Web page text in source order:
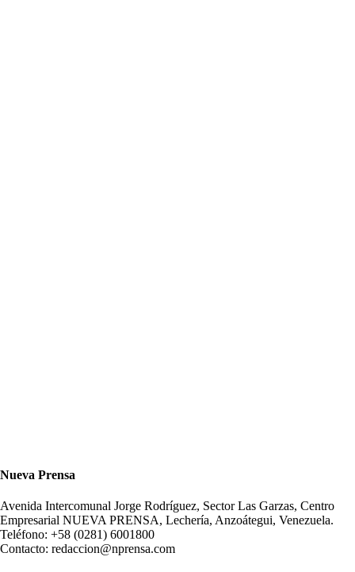
Nueva Prensa
Avenida Intercomunal Jorge Rodríguez, Sector Las Garzas, Centro
Empresarial NUEVA PRENSA, Lechería, Anzoátegui, Venezuela.
Teléfono: +58 (0281) 6001800
Contacto: redaccion@nprensa.com